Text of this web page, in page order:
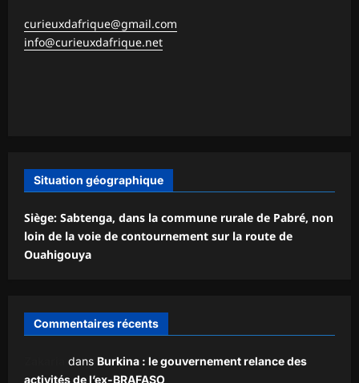
curieuxdafrique@gmail.com
info@curieuxdafrique.net
Situation géographique
Siège: Sabtenga, dans la commune rurale de Pabré, non
loin de la voie de contournement sur la route de
Ouahigouya
Commentaires récents
dans Burkina : le gouvernement relance des
activités de l’ex-BRAFASO